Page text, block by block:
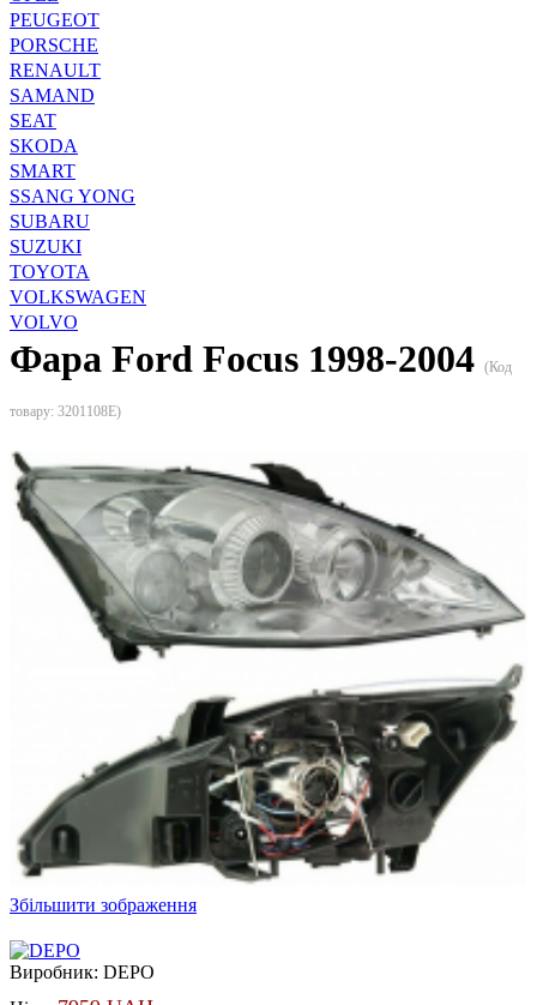
PEUGEOT
PORSCHE
RENAULT
SAMAND
SEAT
SKODA
SMART
SSANG YONG
SUBARU
SUZUKI
TOYOTA
VOLKSWAGEN
VOLVO
Фара Ford Focus 1998-2004 (Код
товару: 3201108E)
Збільшити зображення
Виробник: DEPO